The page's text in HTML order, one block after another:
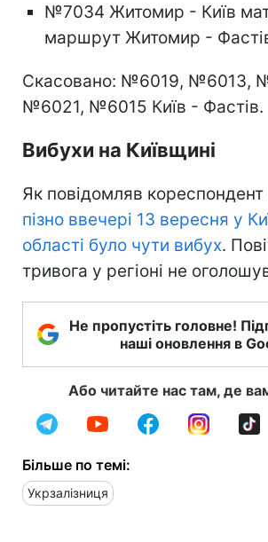
№7034 Житомир - Київ
маршрут Житомир -
Скасовано: №6019, №6013,
№6021, №6015 Київ - Фастів.
Вибухи на Київщині
Як повідомляв кореспондент
пізно ввечері 13 вересня у
області було чути вибух.
тривога у регіоні не
Не пропустіть головне!
наші оновлення в
Або читайте нас там, де
Більше по темі:
Укрзалізниця